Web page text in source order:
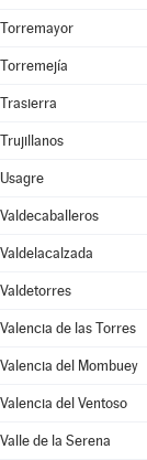
Torremayor
Torremejía
Trasierra
Trujillanos
Usagre
Valdecaballeros
Valdelacalzada
Valdetorres
Valencia de las Torres
Valencia del Mombuey
Valencia del Ventoso
Valle de la Serena